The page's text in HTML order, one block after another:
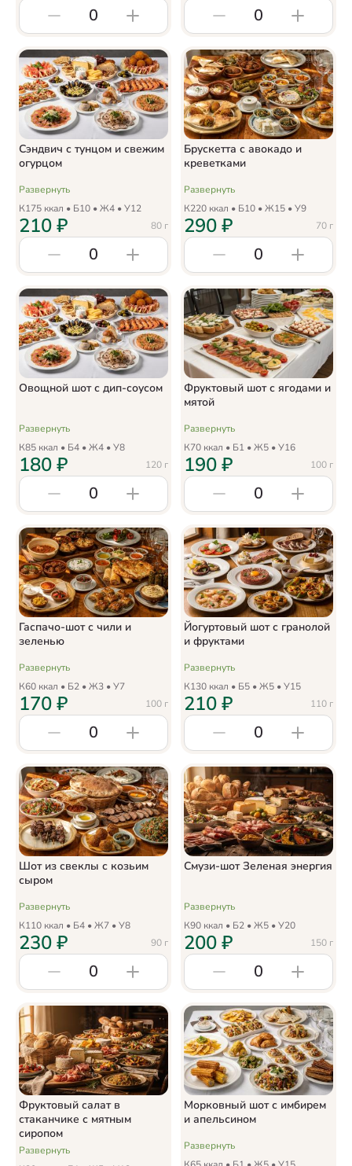
0 0
Сэндвич с тунцом и свежим
огурцом
Развернуть
К175 ккал • Б10 • Ж4 • У12
80 г
210₽
0
Брускетта с авокадо и
креветками
Развернуть
К220 ккал • Б10 • Ж15 • У9
70 г
290₽
0
Овощной шот с дип-соусом
Развернуть
К85 ккал • Б4 • Ж4 • У8
120 г
180₽
0
Фруктовый шот с ягодами и
мятой
Развернуть
К70 ккал • Б1 • Ж5 • У16
100 г
190₽
0
Гаспачо-шот с чили и
зеленью
Развернуть
К60 ккал • Б2 • Ж3 • У7
100 г
170₽
0
Йогуртовый шот с гранолой
и фруктами
Развернуть
К130 ккал • Б5 • Ж5 • У15
110 г
210₽
0
Шот из свеклы с козьим
сыром
Развернуть
К110 ккал • Б4 • Ж7 • У8
90 г
230₽
0
Смузи-шот Зеленая энергия
Развернуть
К90 ккал • Б2 • Ж5 • У20
150 г
200₽
0
Фруктовый салат в
стаканчике с мятным
сиропом
Развернуть
Морковный шот с имбирем
и апельсином
Развернуть